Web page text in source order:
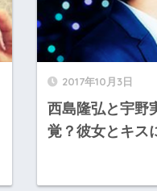
2017年10月3日
西島隆弘と宇野
覚？彼女とキス